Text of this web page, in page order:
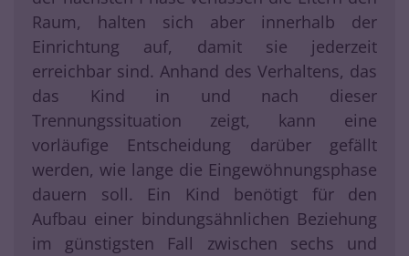
Raum, halten sich aber innerhalb der
Einrichtung auf, damit sie jederzeit
erreichbar sind. Anhand des Verhaltens, das
das Kind in und nach dieser
Trennungssituation zeigt, kann eine
vorläufige Entscheidung darüber gefällt
werden, wie lange die Eingewöhnungsphase
dauern soll. Ein Kind benötigt für den
Aufbau einer bindungsähnlichen Beziehung
im günstigsten Fall zwischen sechs und